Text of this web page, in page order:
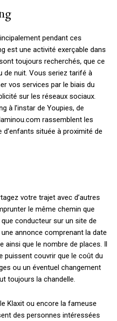
pendant ces
est une activité exerçable dans
toujours recherchés, que ce
de nuit. Vous seriez tarifé à
vos services par le biais du
sur les réseaux sociaux.
à l’instar de Youpies, de
rassemblent les
d’enfants située à proximité de
votre trajet avec d’autres
le même chemin que
conducteur sur un site de
annonce comprenant la date
ainsi que le nombre de places. Il
puissent couvrir que le coût du
ou un éventuel changement
toujours la chandelle.
Klaxit ou encore la fameuse
des personnes intéressées